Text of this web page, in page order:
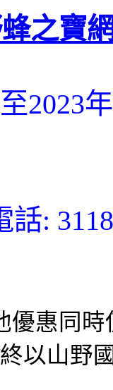
之寶
2023
:
優惠同時
以山野